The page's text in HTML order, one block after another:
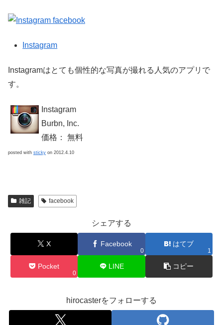
Instagram
Instagramはとても個性的な写真が撮れる人気のアプリで
す。
Instagram
Burbn, Inc.
価格： 無料
posted with sticky on 2012.4.10
雑記 facebook
シェアする
X Facebook
0
はてブ
1
Pocket
0
LINE コピー
hirocasterをフォローする